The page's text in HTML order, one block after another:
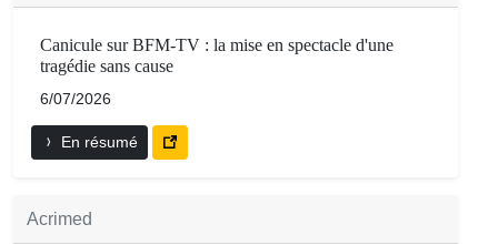
Canicule sur BFM-TV : la mise en spectacle d'une
tragédie sans cause
6/07/2026
En résumé
Acrimed